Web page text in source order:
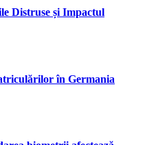
Distruse și Impactul
în Germania